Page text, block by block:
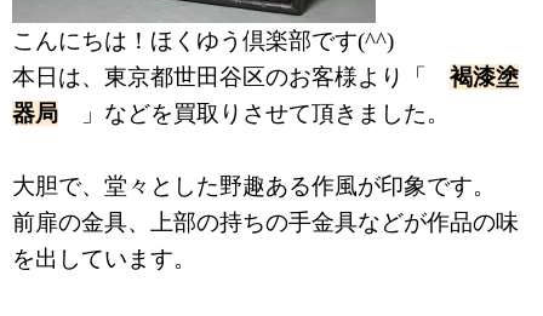
こんにちは！ほくゆう倶楽部です(^^)
本日は、東京都世田谷区のお客様より「褐漆塗
器局 」などを買取りさせて頂きました。
大胆で、堂々とした野趣ある作風が印象です。
前扉の金具、上部の持ちの手金具などが作品の味
を出しています。